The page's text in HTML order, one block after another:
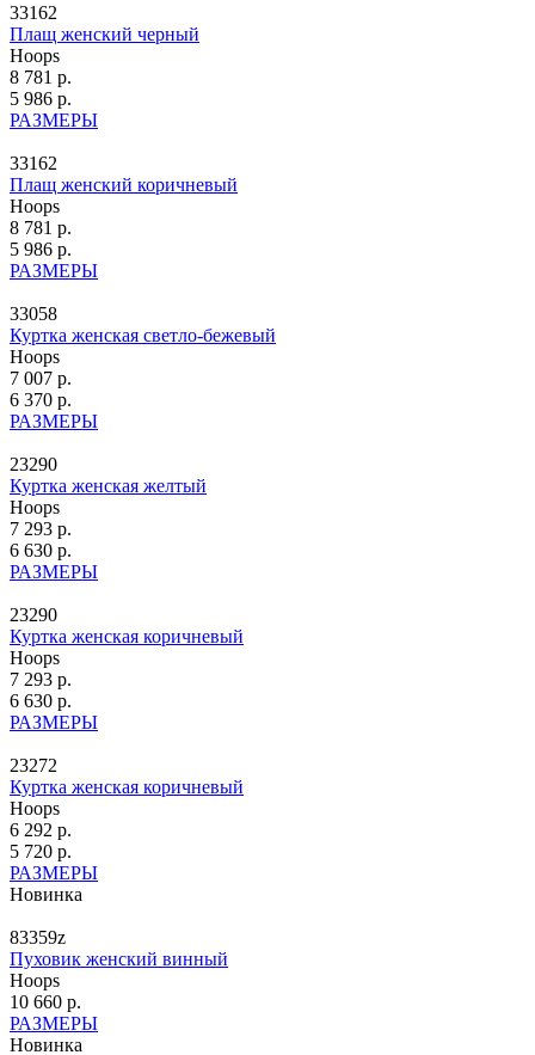
33162
Плащ женский черный
Hoops
8 781 р.
5 986 р.
РАЗМЕРЫ
33162
Плащ женский коричневый
Hoops
8 781 р.
5 986 р.
РАЗМЕРЫ
33058
Куртка женская светло-бежевый
Hoops
7 007 р.
6 370 р.
РАЗМЕРЫ
23290
Куртка женская желтый
Hoops
7 293 р.
6 630 р.
РАЗМЕРЫ
23290
Куртка женская коричневый
Hoops
7 293 р.
6 630 р.
РАЗМЕРЫ
23272
Куртка женская коричневый
Hoops
6 292 р.
5 720 р.
РАЗМЕРЫ
Новинка
83359z
Пуховик женский винный
Hoops
10 660 р.
РАЗМЕРЫ
Новинка